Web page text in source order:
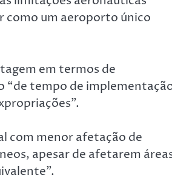
como um aeroporto único
em termos de
“de tempo de
com menor afetação de
apesar de afetarem